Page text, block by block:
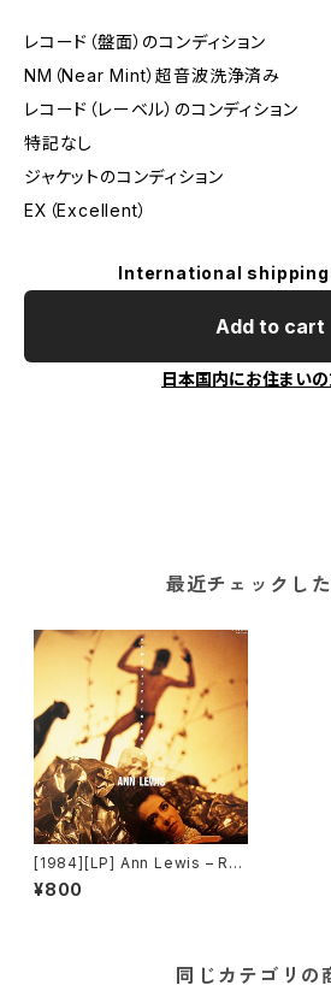
レコード（盤面）のコンディション
NM（Near Mint）超音波洗浄済み
レコード（レーベル）のコンディション
特記なし
ジャケットのコンディション
EX（Excellent）
International
Add to cart
日本国内にお住まい
最近チェックし
[1984][LP] Ann Lewis – Ro
mantic Violence [Victor]
¥800
同じカテゴリの